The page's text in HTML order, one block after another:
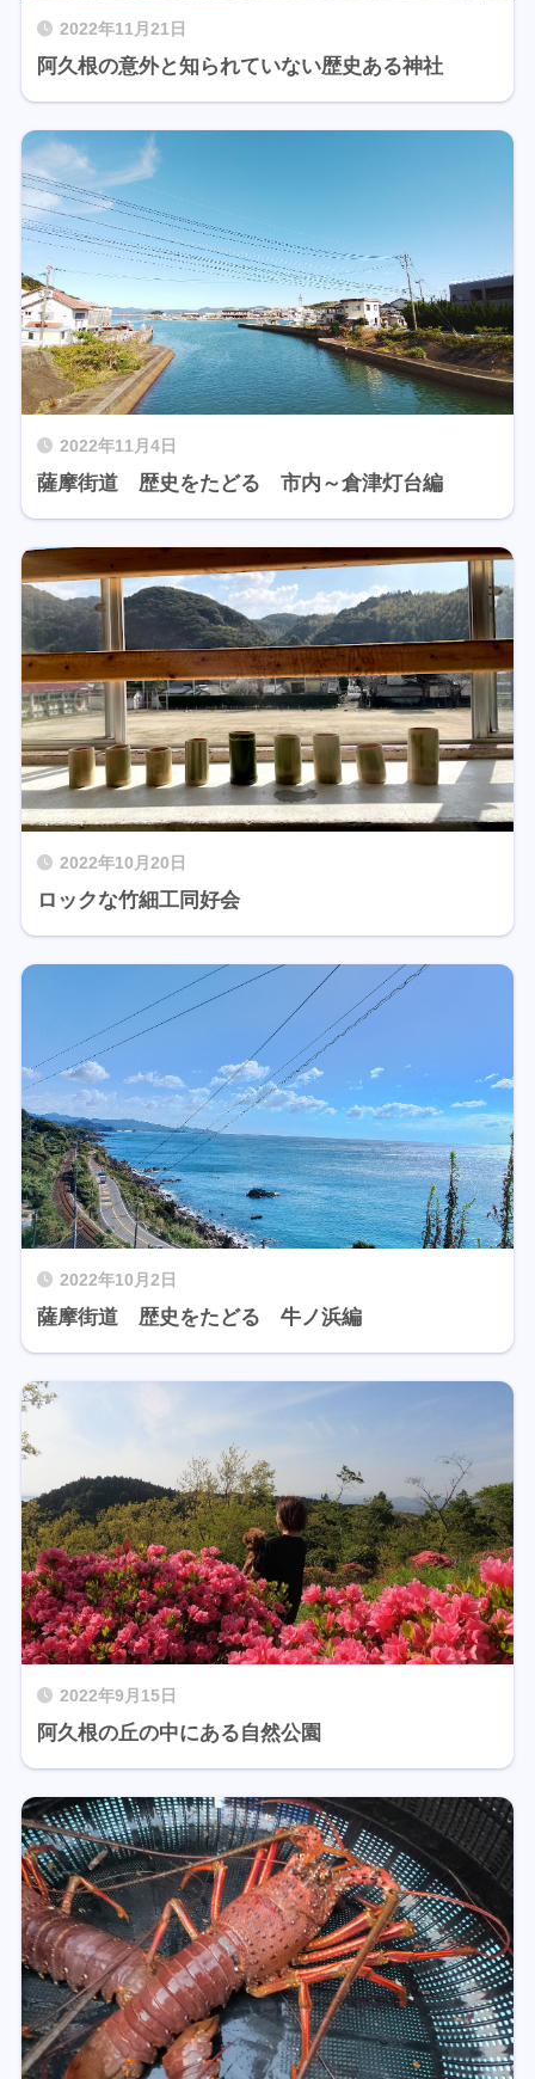
2022年11月21日
阿久根の意外と知られていない歴史ある神社
2022年11月4日
薩摩街道 歴史をたどる 市内～倉津灯台編
2022年10月20日
ロックな竹細工同好会
2022年10月2日
薩摩街道 歴史をたどる 牛ノ浜編
2022年9月15日
阿久根の丘の中にある自然公園